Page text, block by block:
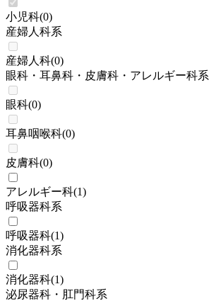
小児科(0)
産婦人科系
産婦人科(0)
眼科・耳鼻科・皮膚科・アレルギー科系
眼科(0)
耳鼻咽喉科(0)
皮膚科(0)
アレルギー科(1)
呼吸器科系
呼吸器科(1)
消化器科系
消化器科(1)
泌尿器科・肛門科系